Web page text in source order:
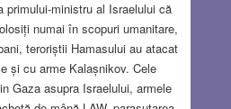
primului-ministru al Israelului că
numai în scopuri umanitare,
teroriștii Hamasului au atacat
și cu arme Kalașnikov. Cele
Gaza asupra Israelului, armele